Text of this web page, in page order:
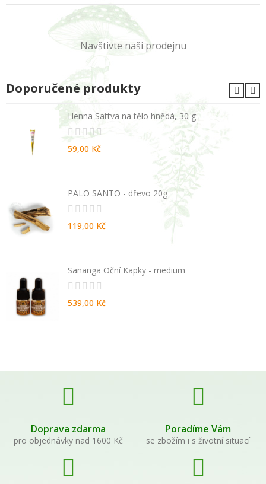
Navštivte naši prodejnu
Doporučené produkty
Henna Sattva na tělo hnědá, 30 g
59,00 Kč
PALO SANTO - dřevo 20g
119,00 Kč
Sananga Oční Kapky - medium
539,00 Kč
Doprava zdarma
pro objednávky nad 1600 Kč
Poradíme Vám
se zbožím i s životní situací